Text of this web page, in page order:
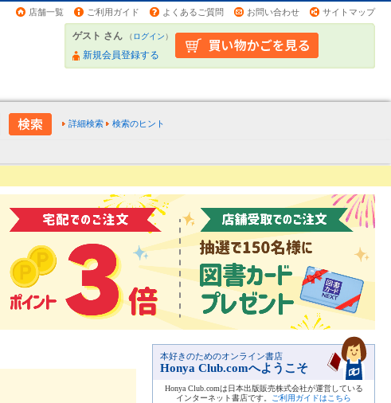
店舗一覧 ご利用ガイド よくあるご質問 お問い合わせ サイトマップ
ゲスト さん （ログイン）
新規会員登録する
詳細検索 検索のヒント
本好きのためのオンライン書店
Honya Club.comへようこそ
Honya Club.comは日本出版販売株式会社が運営している
インターネット書店です。
ご利用ガイドはこちら